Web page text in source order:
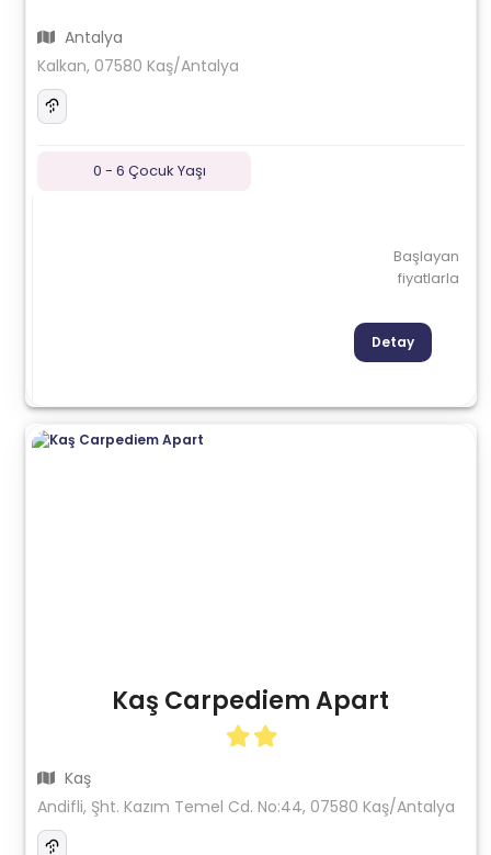
Antalya
Kalkan, 07580 Kaş/Antalya
0 - 6 Çocuk Yaşı
Başlayan
fiyatlarla
Detay
Kaş Carpediem Apart
Kaş
Andifli, Şht. Kazım Temel Cd. No:44, 07580 Kaş/Antalya